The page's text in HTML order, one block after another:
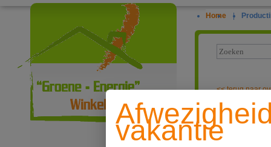
Home |
vakantie
<<terug naar
Panasonic 3-
binnenunit,